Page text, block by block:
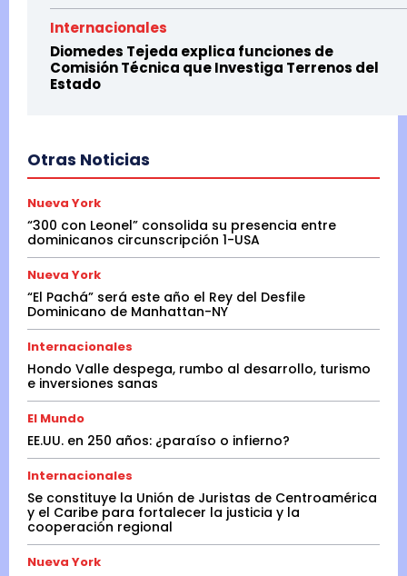
Internacionales
Diomedes Tejeda explica funciones de
Comisión Técnica que Investiga Terrenos del
Estado
Otras Noticias
Nueva York
“300 con Leonel” consolida su presencia entre
dominicanos circunscripción 1-USA
Nueva York
“El Pachá” será este año el Rey del Desfile
Dominicano de Manhattan-NY
Internacionales
Hondo Valle despega, rumbo al desarrollo, turismo
e inversiones sanas
El Mundo
EE.UU. en 250 años: ¿paraíso o infierno?
Internacionales
Se constituye la Unión de Juristas de Centroamérica
y el Caribe para fortalecer la justicia y la
cooperación regional
Nueva York